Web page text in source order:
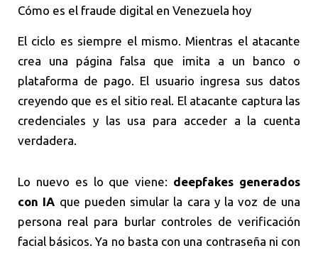
Cómo es el fraude digital en Venezuela hoy
El ciclo es siempre el mismo. Mientras el atacante
crea una página falsa que imita a un banco o
plataforma de pago. El usuario ingresa sus datos
creyendo que es el sitio real. El atacante captura las
credenciales y las usa para acceder a la cuenta
verdadera.
Lo nuevo es lo que viene: deepfakes generados
con IA que pueden simular la cara y la voz de una
persona real para burlar controles de verificación
facial básicos. Ya no basta con una contraseña ni con